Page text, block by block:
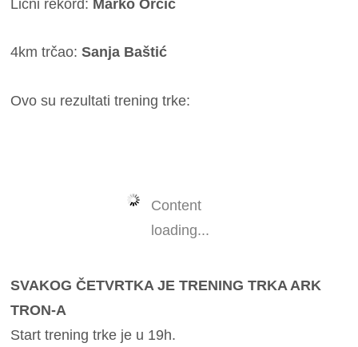
Lični rekord: Marko Orčić
4km trčao:Sanja Baštić
Ovo su rezultati trening trke:
Content
loading...
SVAKOG ČETVRTKA JE TRENING TRKA ARK
TRON-A
Start trening trke je u 19h.